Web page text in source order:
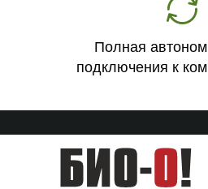
Полная
подключения к